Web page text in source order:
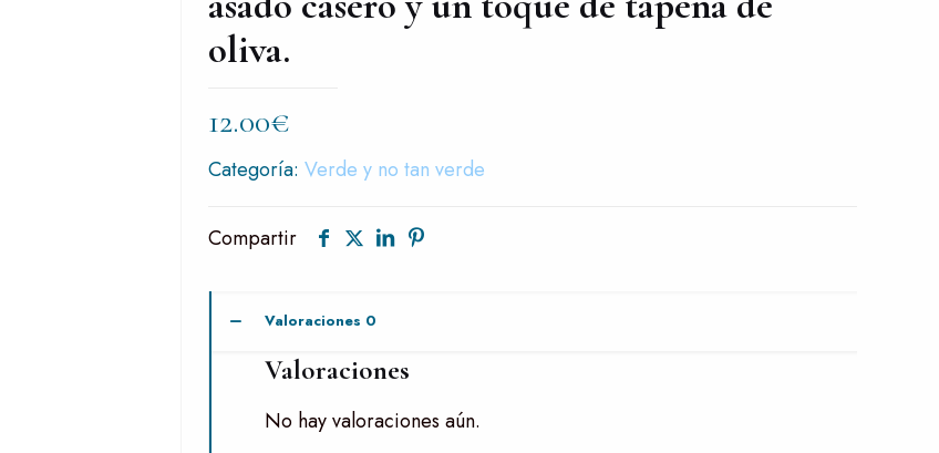
oliva.
12.00€
Categoría: Verde y no tan verde
Compartir
Valoraciones 0
Valoraciones
No hay valoraciones aún.